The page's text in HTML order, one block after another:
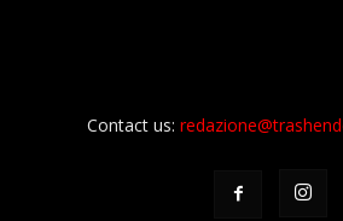
Contact us: